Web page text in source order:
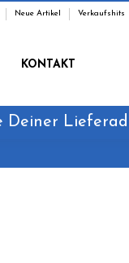
Neue Artikel Verkaufshits
KONTAKT
Deiner